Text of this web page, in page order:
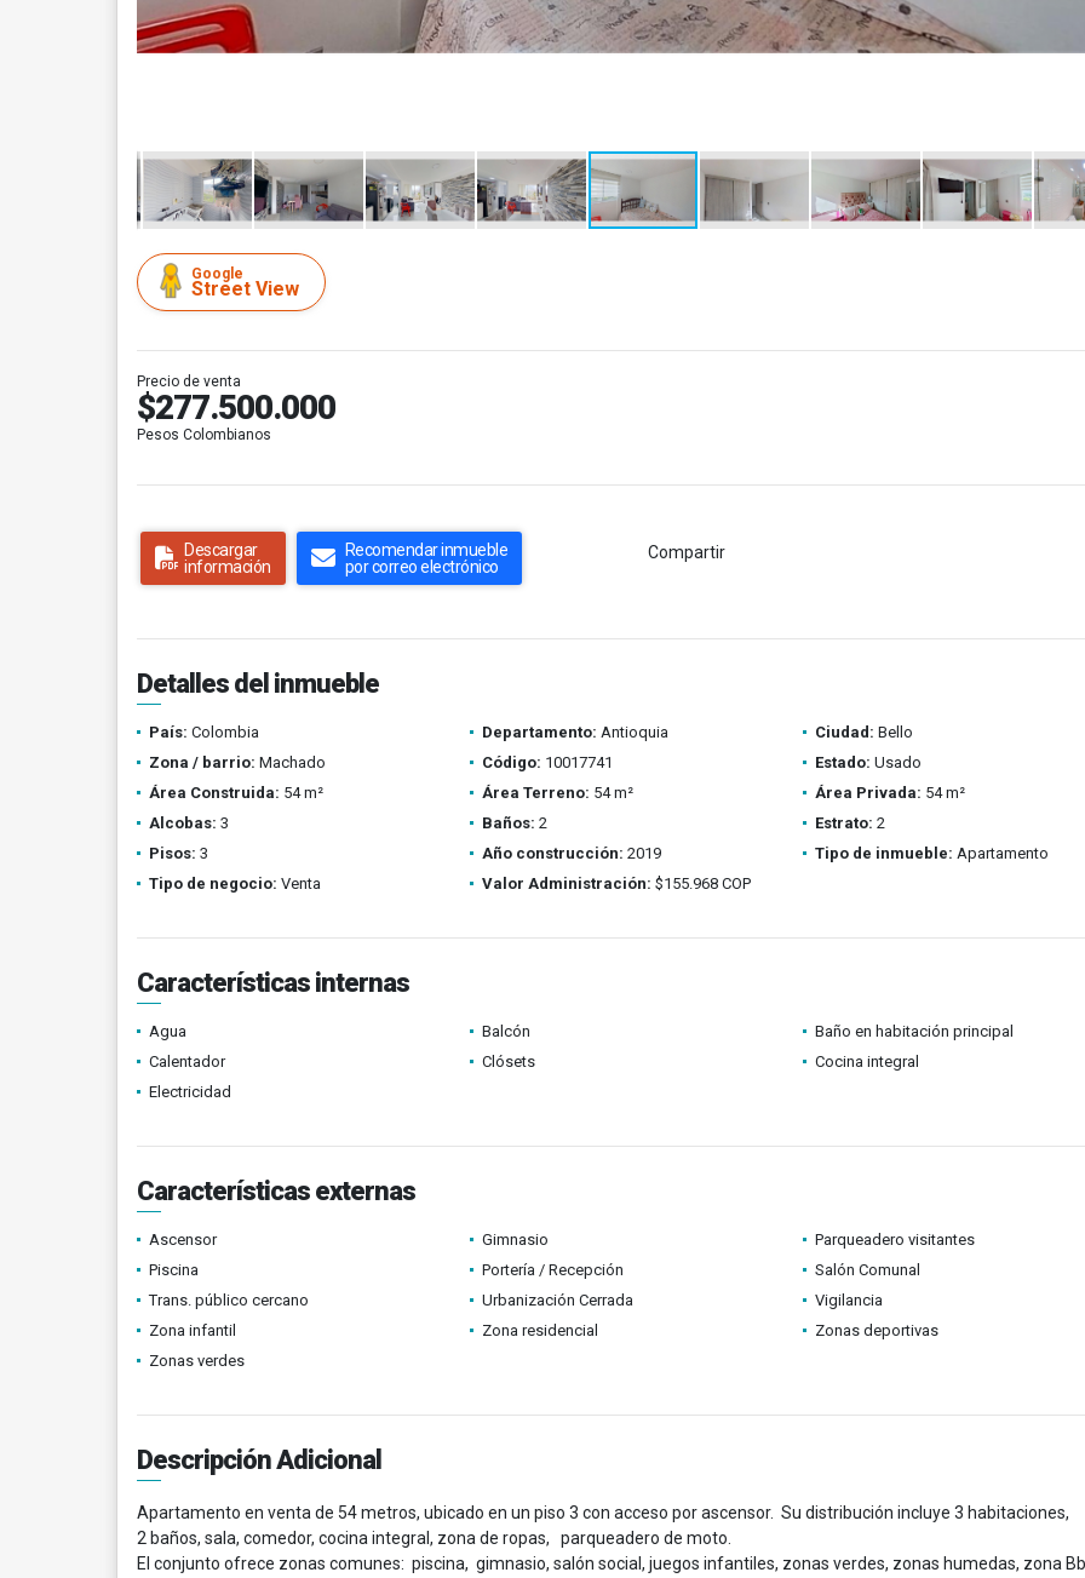
Google
Street View
Precio de venta
$277.500.000
Pesos Colombianos
Descargar
información
Recomendar inmueble
por correo electrónico
Compartir
Detalles del inmueble
País: Colombia Departamento: Antioquia Ciudad: Bello
Zona / barrio: Machado Código: 10017741 Estado: Usado
Área Construida: 54 m² Área Terreno: 54 m² Área Privada: 54 m²
Alcobas: 3 Baños: 2 Estrato: 2
Pisos: 3 Año construcción: 2019 Tipo de inmueble: Apartamento
Tipo de negocio: Venta Valor Administración: $155.968 COP
Características internas
Agua Balcón
Baño en habitación principal
Calentador
Clósets
Cocina integral
Electricidad
Características externas
Ascensor Gimnasio
Parqueadero visitantes
Piscina
Portería / Recepción
Salón Comunal
Trans. público cercano
Urbanización Cerrada
Vigilancia
Zona infantil
Zona residencial
Zonas deportivas
Zonas verdes
Descripción Adicional
Apartamento en venta de 54 metros, ubicado en un piso 3 con acceso por ascensor. Su distribución incluye 3 habitaciones,
2 baños, sala, comedor, cocina integral, zona de ropas, parqueadero de moto.
El conjunto ofrece zonas comunes: piscina, gimnasio, salón social, juegos infantiles, zonas verdes, zonas humedas, zona